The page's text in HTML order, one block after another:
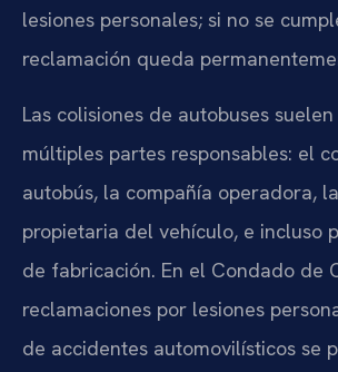
lesiones personales; si no se
reclamación queda
Las colisiones de autobuses
múltiples partes responsables: el
autobús, la compañía operadora,
propietaria del vehículo, e incluso
de fabricación. En el Condado de
reclamaciones por lesiones
de accidentes automovilísticos se